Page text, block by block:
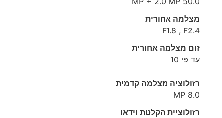
מצלמה אחורית
F1.8 , F2.4
זום מצלמה אחורית
עד פי 10
רזולוציה מצלמה קדמית
8.0 MP
רזולוציית הקלטת וידאו